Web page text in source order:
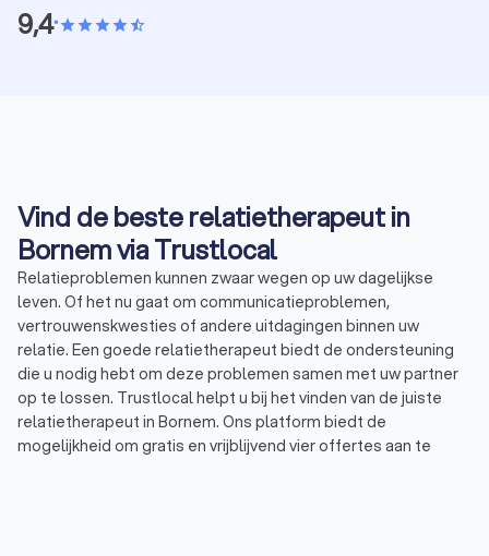
9,4•starstarstarstarstar_half
Vind de beste relatietherapeut in
Bornem via Trustlocal
Relatieproblemen kunnen zwaar wegen op uw dagelijkse
leven. Of het nu gaat om communicatieproblemen,
vertrouwenskwesties of andere uitdagingen binnen uw
relatie. Een goede relatietherapeut biedt de ondersteuning
die u nodig hebt om deze problemen samen met uw partner
op te lossen. Trustlocal helpt u bij het vinden van de juiste
relatietherapeut in Bornem. Ons platform biedt de
mogelijkheid om gratis en vrijblijvend vier offertes aan te